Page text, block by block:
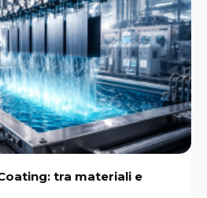
tra materiali e